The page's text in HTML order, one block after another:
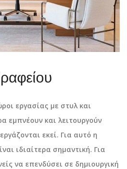
εργασίας με στυλ και
εμπνέουν και λειτουργούν
εκεί. Για αυτό η
ιδιαίτερα σημαντική. Για
να επενδύσει σε δημιουργική